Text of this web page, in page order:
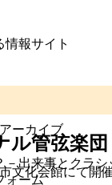
情報サイト
ーカイブ
－出来事とクラシ
ォーム
ル管弦楽団
文化会館にて開